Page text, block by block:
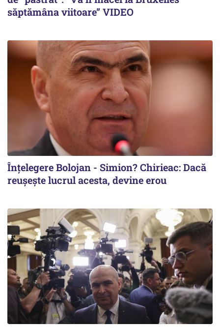
săptămâna viitoare” VIDEO
Înțelegere Bolojan - Simion? Chirieac: Dacă
reușește lucrul acesta, devine erou